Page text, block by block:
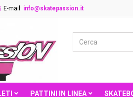
E-mail: info@skatepassion.it
PATTINI IN LINEA